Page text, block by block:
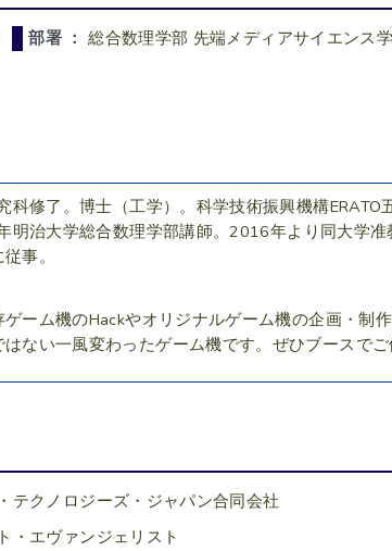
部署 ：総合数理学部 先端メディアサイエンス
修了。博士（工学）。科学技術振興機構ERATO
明治大学総合数理学部講師。2016年より同大学
事。
ーム機のHackやオリジナルゲーム機の企画・制
ない一風変わったゲーム機です。ぜひブースでご
テクノロジーズ・ジャパン合同会社
・エヴァンジェリスト